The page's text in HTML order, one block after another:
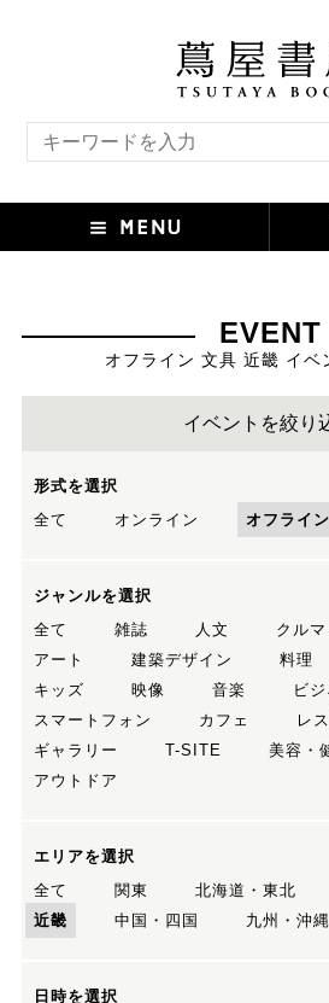
EVENT
オフライン 文具 近畿 イベ
イベントを絞り
形式を選択
全て
オンライン オフライン
ジャンルを選択
全て
雑誌 人文
クル
アート
建築デザイン 料理
キッズ
映像 音楽
ビ
スマートフォン
カフェ レ
ギャラリー
T-SITE 美容・
アウトドア
エリアを選択
全て
関東 北海道・東北
近畿
中国・四国 九州・沖縄
日時を選択